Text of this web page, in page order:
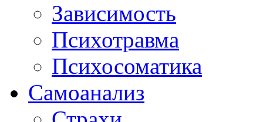
Зависимость
Психотравма
Психосоматика
Самоанализ